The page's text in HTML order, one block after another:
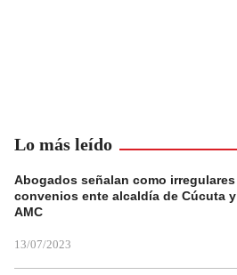
Lo más leído
Abogados señalan como irregulares
convenios ente alcaldía de Cúcuta y
AMC
13/07/2023